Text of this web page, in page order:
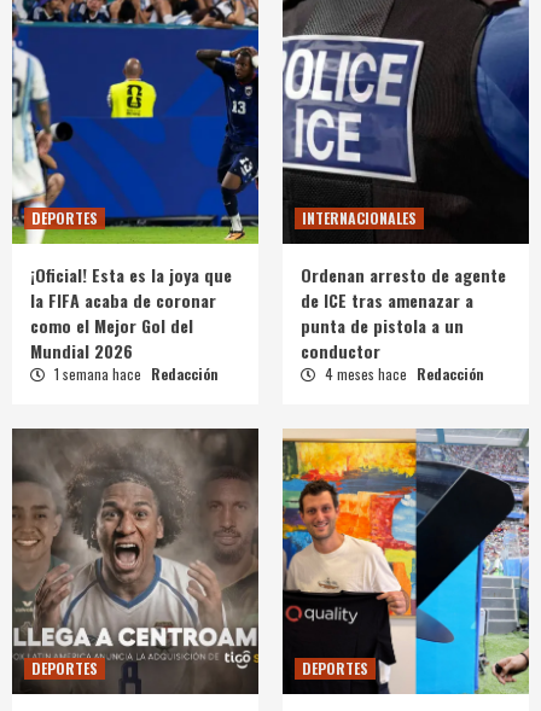
DEPORTES
¡Oficial! Esta es la joya que
la FIFA acaba de coronar
como el Mejor Gol del
Mundial 2026
1 semana hace Redacción
INTERNACIONALES
Ordenan arresto de agente
de ICE tras amenazar a
punta de pistola a un
conductor
4 meses hace Redacción
DEPORTES DEPORTES